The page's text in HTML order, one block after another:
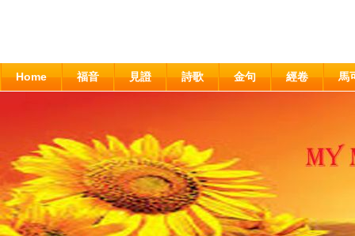
Home 福音 見證 詩歌 金句 經卷 馬